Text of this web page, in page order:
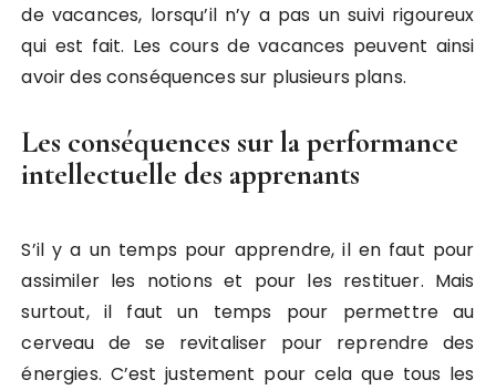
de vacances, lorsqu’il n’y a pas un suivi rigoureux
qui est fait. Les cours de vacances peuvent ainsi
avoir des conséquences sur plusieurs plans.
Les conséquences sur la performance
intellectuelle des apprenants
S’il y a un temps pour apprendre, il en faut pour
assimiler les notions et pour les restituer. Mais
surtout, il faut un temps pour permettre au
cerveau de se revitaliser pour reprendre des
énergies. C’est justement pour cela que tous les